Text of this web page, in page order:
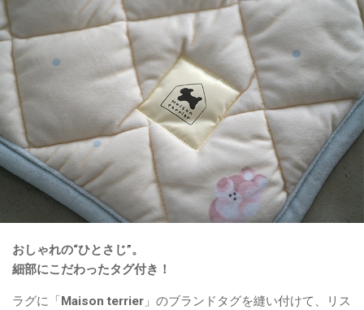
おしゃれの“ひとさじ”。
細部にこだわったタグ付き！
ラグに「Maison terrier」のブランドタグを縫い付けて、リス